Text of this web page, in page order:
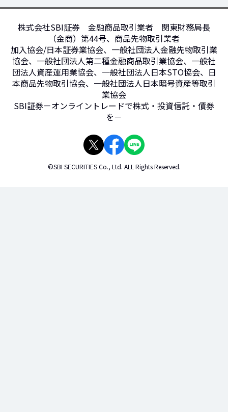
株式会社SBI証券 金融商品取引業者 関東財務局長
（金商）第44号、商品先物取引業者
加入協会/日本証券業協会、一般社団法人金融先物取引業
協会、一般社団法人第二種金融商品取引業協会、一般社
団法人資産運用業協会、一般社団法人日本STO協会、日
本商品先物取引協会、一般社団法人日本暗号資産等取引
業協会
SBI証券－オンライントレードで株式・投資信託・債券
を－
©SBI SECURITIES Co., Ltd. ALL Rights Reserved.